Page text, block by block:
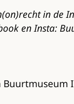
in de
en Insta: